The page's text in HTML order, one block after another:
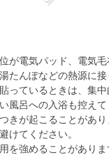
が電気パッド、電気
たんぽなどの熱源に接
っているときは、集
風呂への入浴も控えて
きが起こることがあ
けてください。
を強めることがあり